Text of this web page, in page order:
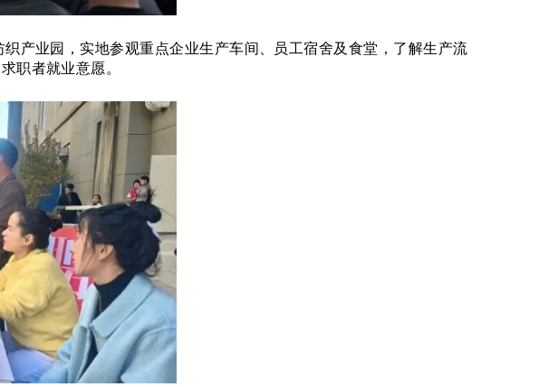
产业园，实地参观重点企业生产车间、员工宿舍及食堂，了解生产流
职者就业意愿。